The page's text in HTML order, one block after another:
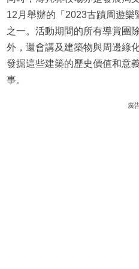
12月舉辦的「2023古蹟周遊
之一。活動期間的所有導賞團
外，還會講及建築物與周邊綠
發掘這些建築的歷史價值和意
事。
廣